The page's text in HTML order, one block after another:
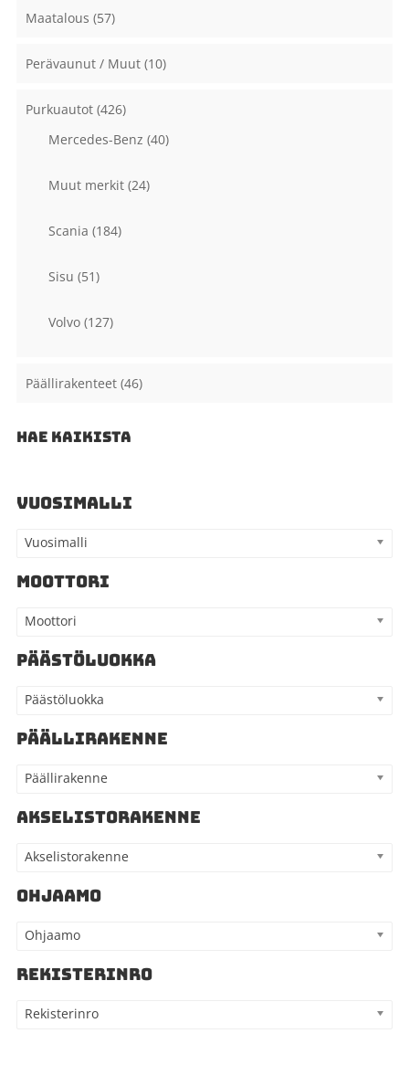
Maatalous (57)
Perävaunut / Muut (10)
Purkuautot (426)
Mercedes-Benz (40)
Muut merkit (24)
Scania (184)
Sisu (51)
Volvo (127)
Päällirakenteet (46)
HAE KAIKISTA
VUOSIMALLI
Vuosimalli
MOOTTORI
Moottori
PÄÄSTÖLUOKKA
Päästöluokka
PÄÄLLIRAKENNE
Päällirakenne
AKSELISTORAKENNE
Akselistorakenne
OHJAAMO
Ohjaamo
REKISTERINRO
Rekisterinro